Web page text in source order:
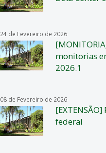
24 de Fevereiro de 2026
monitorias
2026.1
08 de Fevereiro de 2026
federal